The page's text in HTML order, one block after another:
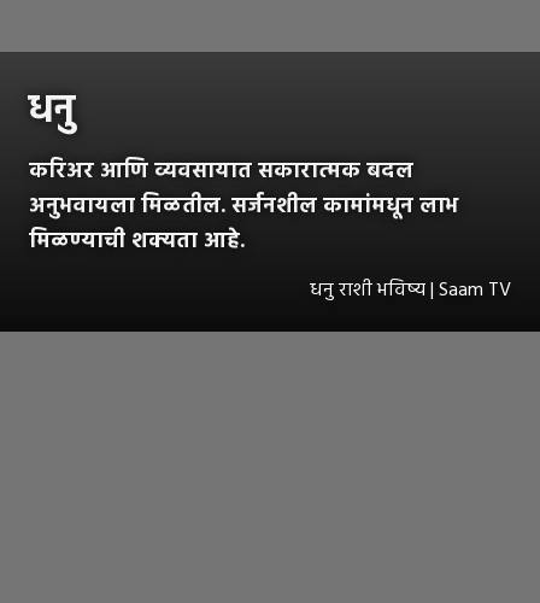
धनु
करिअर आणि व्यवसायात सकारात्मक बदल
अनुभवायला मिळतील. सर्जनशील कामांमधून लाभ
मिळण्याची शक्यता आहे.
धनु राशी भविष्य | Saam TV